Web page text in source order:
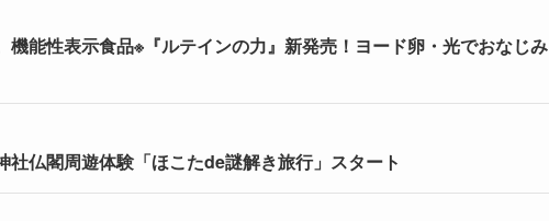
能性表示食品※『ルテインの力』新発売！ヨード卵・光でおなじみ
社仏閣周遊体験「ほこたde謎解き旅行」スタート